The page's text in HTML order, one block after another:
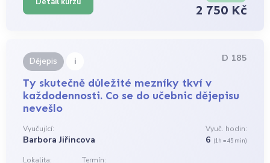
2 750 Kč
Dějepis i D 185
Ty skutečně důležité mezníky tkví v
každodennosti. Co se do učebnic dějepisu
nevešlo
Vyučující:
Barbora Jiřincova
Vyuč. hodin:
6 (1h = 45 min)
Lokalita:
Termín: